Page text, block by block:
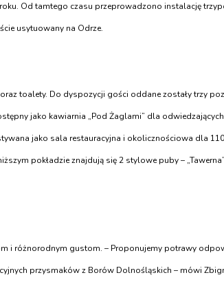
Od tamtego czasu przeprowadzono instalację
usytuowany na Odrze.
toalety. Do dyspozycji gości oddane zostały trzy
jako kawiarnia „Pod Żaglami” dla
jako sala restauracyjna i okolicznościowa dla
pokładzie znajdują się 2 stylowe puby –
i różnorodnym gustom. – Proponujemy potrawy
przysmaków z Borów Dolnośląskich – mówi